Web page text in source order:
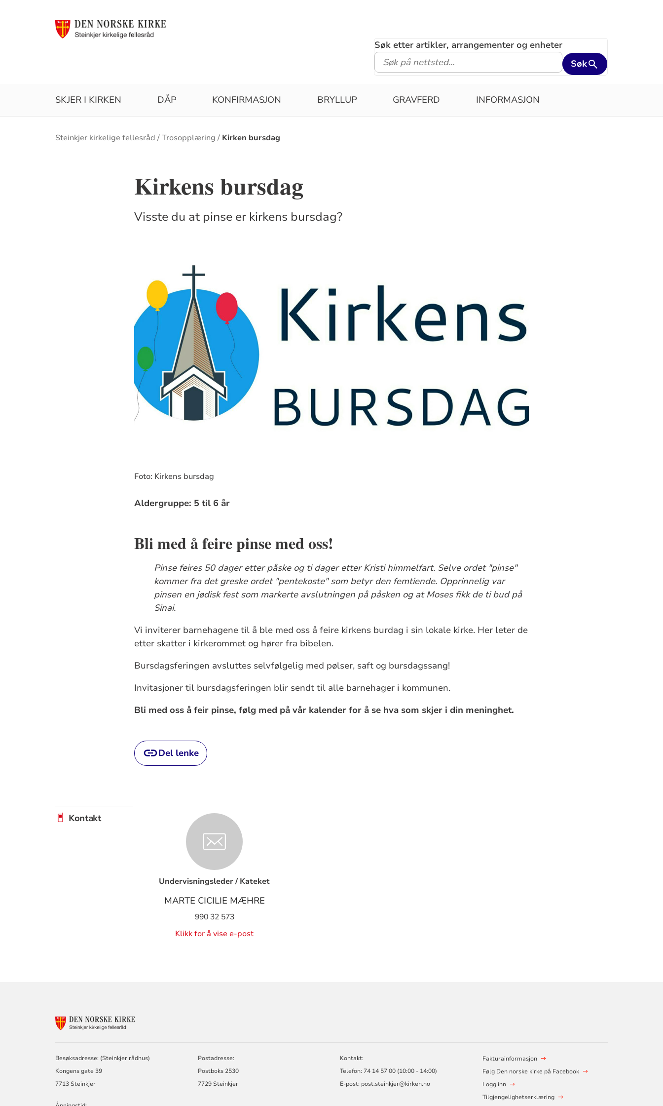
Søk etter artikler, arrangementer og enheter
Søk
SKJER I KIRKEN DÅP KONFIRMASJON BRYLLUP GRAVFERD INFORMASJON
Brødsmulesti
Steinkjer kirkelige fellesråd Trosopplæring Kirken bursdag
Kirkens bursdag
Visste du at pinse er kirkens bursdag?
Foto: Kirkens bursdag
Aldergruppe: 5 til 6 år
Bli med å feire pinse med oss!
Pinse feires 50 dager etter påske og ti dager etter Kristi himmelfart. Selve ordet "pinse"
kommer fra det greske ordet "pentekoste" som betyr den femtiende. Opprinnelig var
pinsen en jødisk fest som markerte avslutningen på påsken og at Moses fikk de ti bud på
Sinai.
Vi inviterer barnehagene til å ble med oss å feire kirkens burdag i sin lokale kirke. Her leter de
etter skatter i kirkerommet og hører fra bibelen.
Bursdagsferingen avsluttes selvfølgelig med pølser, saft og bursdagssang!
Invitasjoner til bursdagsferingen blir sendt til alle barnehager i kommunen.
Bli med oss å feir pinse, følg med på vår kalender for å se hva som skjer i din meninghet.
Del lenke
Kontakt
Undervisningsleder / Kateket
MARTE CICILIE MÆHRE
990 32 573
Klikk for å vise e-post
FELLESRÅD
Besøksadresse: (Steinkjer rådhus)
Kongens gate 39
7713 Steinkjer
Postadresse:
Postboks 2530
7729 Steinkjer
Kontakt:
Telefon: 74 14 57 00 (10:00 - 14:00)
E-post: post.steinkjer@kirken.no
Fakturainformasjon
Følg Den norske kirke på Facebook
Logg inn
Tilgjengelighetserklæring